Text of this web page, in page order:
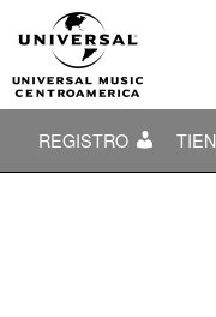
REGISTRO